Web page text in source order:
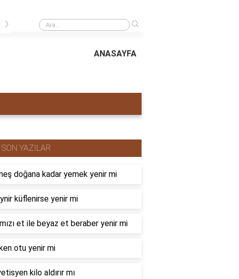
Yağ yüzdesi dikkate alınarak bazal metabolizma hızı nasıl hesaplanır?
›
ANASAYFA
SON YAZILAR
doğana kadar yemek yenir mi
küflenirse yenir mi
et ile beyaz et beraber yenir mi
otu yenir mi
kilo aldırır mı